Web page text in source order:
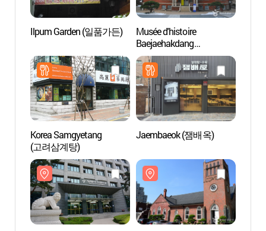
Ilpum Garden (일품가든)
Musée d'histoire
Baejaehakdang
(배재학당역사박물관)
Korea Samgyetang
(고려삼계탕)
Jaembaeok (잼배옥)